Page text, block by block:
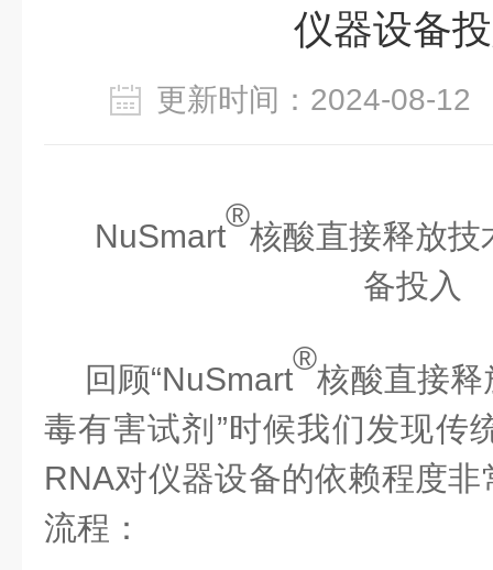
仪器设备
更新时间：2024-08-
NuSmart
®
核酸直接释放技
备投入
回顾“NuSmart
®
核酸直接释
毒有害试剂 ”时候我们发现传
RNA对仪器设备的依赖程度
流程：